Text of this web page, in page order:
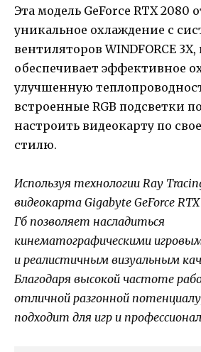
Эта модель GeForce RTX 2080
уникальное охлаждение с
вентиляторов WINDFORCE
обеспечивает эффективное
улучшенную
встроенные RGB подсветки
настроить видеокарту по
стилю.
Используя технологии Ray
видеокарта Gigabyte GeForce
Гб позволяет насладиться
кинематографическими
и реалистичным визуальным
Благодаря высокой частоте
отличной разгонной
подходит для игр и